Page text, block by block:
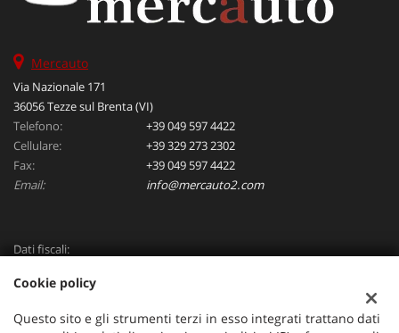
Mercauto
Via Nazionale 171
36056 Tezze sul Brenta (VI)
Telefono:
+39 049 597 4422
Cellulare:
+39 329 273 2302
Fax:
+39 049 597 4422
Email:
info@mercauto2.com
Dati fiscali:
Via Nazionale, 171 PD - 36056 Tezze sul Brenta
Registro delle imprese:PD
Cookie policy
Questo sito e gli strumenti terzi in esso integrati trattano dati